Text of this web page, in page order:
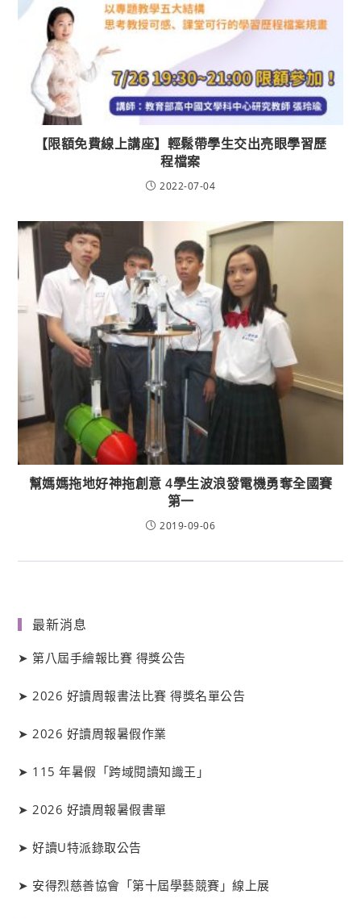
【限額免費線上講座】輕鬆帶學生交出亮眼學習歷
程檔案
2022-07-04
幫媽媽拖地好神拖創意 4學生波浪發電機勇奪全國賽
第一
2019-09-06
最新消息
➤第八屆手繪報比賽 得獎公告
➤ 2026 好讀周報書法比賽 得獎名單公告
➤ 2026 好讀周報暑假作業
➤ 115 年暑假「跨域閱讀知識王」
➤ 2026 好讀周報暑假書單
➤好讀U特派錄取公告
➤ 安得烈慈善協會「第十屆學藝競賽」線上展